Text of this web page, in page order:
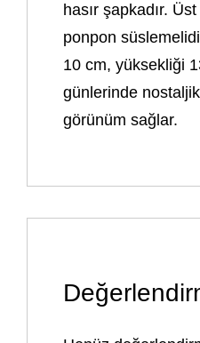
hasır şapkadır.
ponpon
10 cm, yüksekliği
günlerinde
görünüm sağlar.